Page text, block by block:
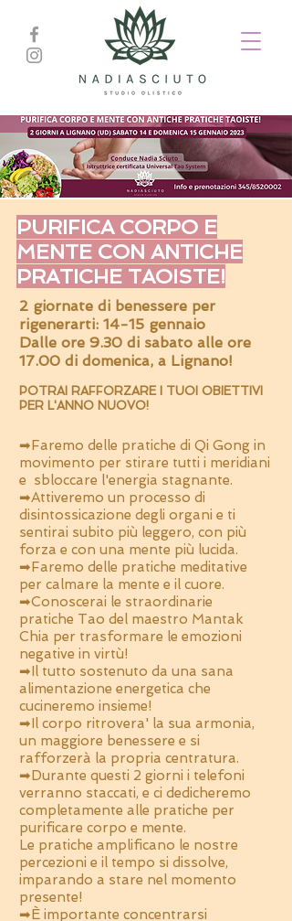
PURIFICA CORPO E
MENTE CON ANTICHE
PRATICHE TAOISTE!
2 giornate di benessere per
rigenerarti: 14-15 gennaio
Dalle ore 9.30 di sabato alle ore
17.00 di domenica, a Lignano!
POTRAI RAFFORZARE I TUOI OBIETTIVI
PER L'ANNO NUOVO!
➡Faremo delle pratiche di Qi Gong in
movimento per stirare tutti i meridiani
e sbloccare l'energia stagnante.
➡Attiveremo un processo di
disintossicazione degli organi e ti
sentirai subito più leggero, con più
forza e con una mente più lucida.
➡Faremo delle pratiche meditative
per calmare la mente e il cuore.
➡Conoscerai le straordinarie
pratiche Tao del maestro Mantak
Chia per trasformare le emozioni
negative in virtù!
➡Il tutto sostenuto da una sana
alimentazione energetica che
cucineremo insieme!
➡Il corpo ritrovera' la sua armonia,
un maggiore benessere e si
rafforzerà la propria centratura.
➡Durante questi 2 giorni i telefoni
verranno staccati, e ci dedicheremo
completamente alle pratiche per
purificare corpo e mente.
Le pratiche amplificano le nostre
percezioni e il tempo si dissolve,
imparando a stare nel momento
presente!
➡È importante concentrarsi